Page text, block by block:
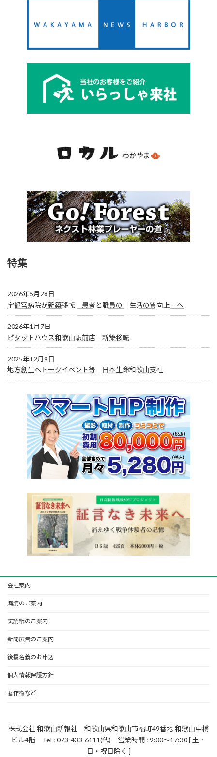
特集
2026年5月28日
宇都宮病院が新築移転 患者と職員の「生活の質向上」へ
2026年1月7日
ピタットハウス和歌山駅前店 新築移転
2025年12月9日
地方創生へトークイベント等 日本生命和歌山支社
会社案内
購読のご案内
試読紙のご案内
新聞広告のご案内
後援名義のお申込
個人情報保護方針
著作権など
株式会社 和歌山新報社 和歌山県和歌山市福町49番地 和歌山中橋
ビル4階 Tel : 073-433-6111(代) 営業時間 : 9:00～17:30 [ 土・
日・祝日除く ]